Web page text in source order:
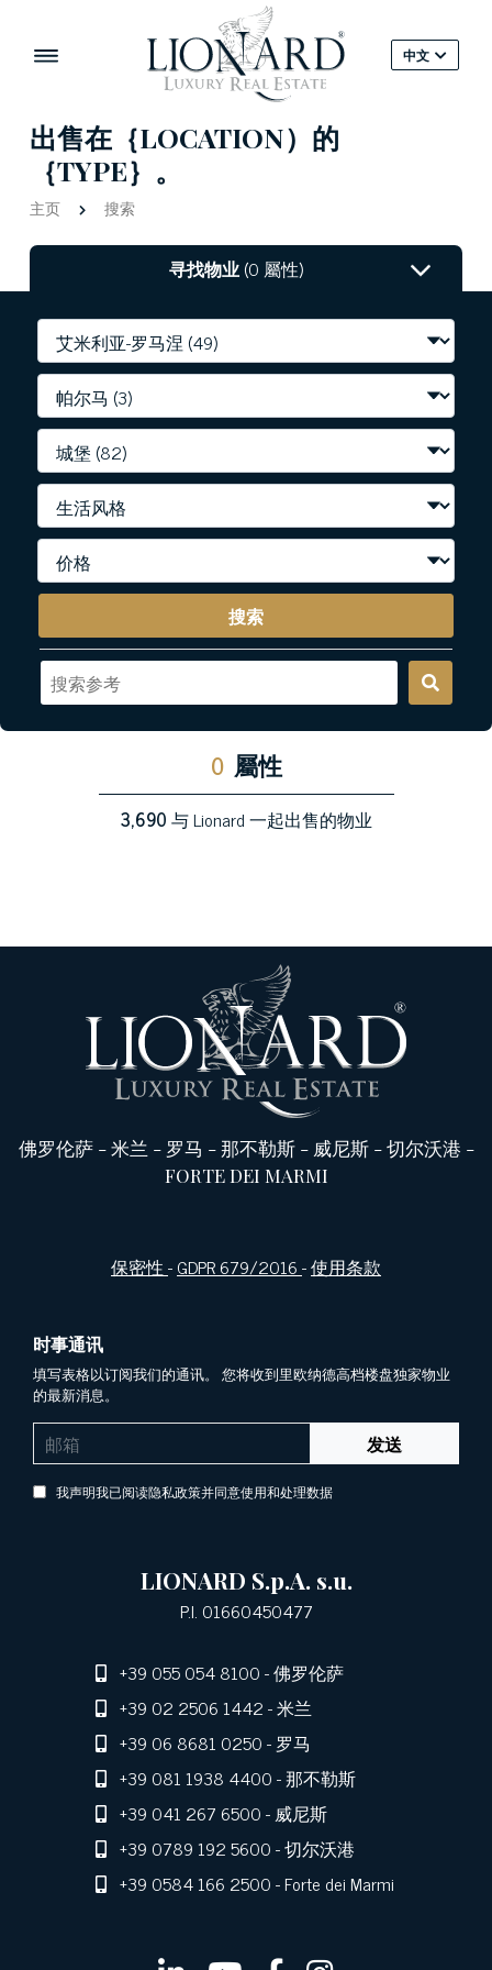
中文
出售在｛LOCATION）的
｛TYPE｝。
主页 搜索
寻找物业(0 屬性)
搜索
0 屬性
3,690与 Lionard 一起出售的物业
佛罗伦萨-米兰 - 罗马 -那不勒斯- 威尼斯-切尔沃港 -
FORTE DEI MARMI
保密性-GDPR 679/2016-使用条款
时事通讯
填写表格以订阅我们的通讯。 您将收到里欧纳德高档楼盘独家物业
的最新消息。
发送
我声明我已阅读隐私政策并同意使用和处理数据
LIONARD S.p.A. s.u.
P.I. 01660450477
+39 055 054 8100- 佛罗伦萨
+39 02 2506 1442- 米兰
+39 06 8681 0250- 罗马
+39 081 1938 4400- 那不勒斯
+39 041 267 6500- 威尼斯
+39 0789 192 5600- 切尔沃港
+39 0584 166 2500- Forte dei Marmi